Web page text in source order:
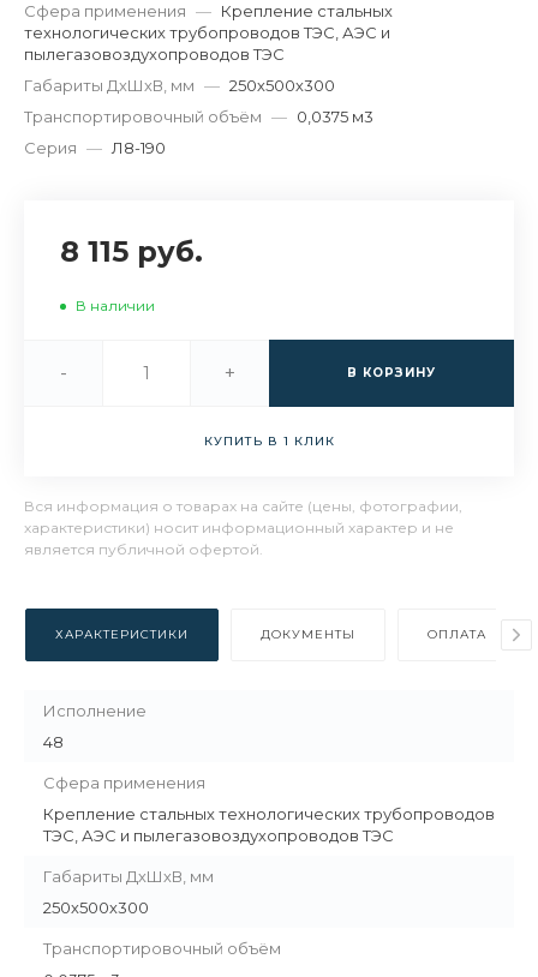
Сфера применения — Крепление стальных
технологических трубопроводов ТЭС, АЭС и
пылегазовоздухопроводов ТЭС
Габариты ДхШхВ, мм — 250х500х300
Транспортировочный объём — 0,0375 м3
Серия — Л8-190
8 115 руб.
В наличии
- + В КОРЗИНУ
КУПИТЬ В 1 КЛИК
Вся информация о товарах на сайте (цены, фотографии,
характеристики) носит информационный характер и не
является публичной офертой.
ХАРАКТЕРИСТИКИ ДОКУМЕНТЫ ОПЛАТА
Исполнение
48
Сфера применения
Крепление стальных технологических трубопроводов
ТЭС, АЭС и пылегазовоздухопроводов ТЭС
Габариты ДхШхВ, мм
250х500х300
Транспортировочный объём